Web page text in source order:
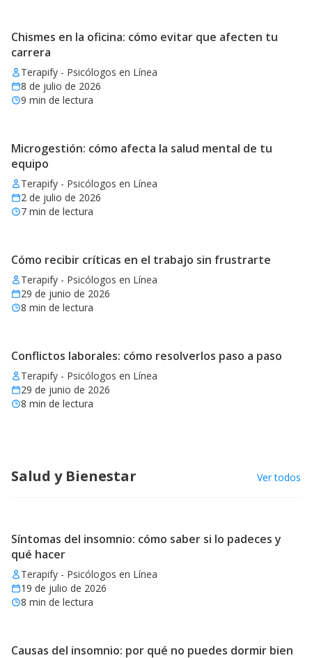
Chismes en la oficina: cómo evitar que afecten tu
carrera
Terapify - Psicólogos en Línea
8 de julio de 2026
9 min de lectura
Microgestión: cómo afecta la salud mental de tu
equipo
Terapify - Psicólogos en Línea
2 de julio de 2026
7 min de lectura
Cómo recibir críticas en el trabajo sin frustrarte
Terapify - Psicólogos en Línea
29 de junio de 2026
8 min de lectura
Conflictos laborales: cómo resolverlos paso a paso
Terapify - Psicólogos en Línea
29 de junio de 2026
8 min de lectura
Salud y Bienestar Ver todos
Síntomas del insomnio: cómo saber si lo padeces y
qué hacer
Terapify - Psicólogos en Línea
19 de julio de 2026
8 min de lectura
Causas del insomnio: por qué no puedes dormir bien